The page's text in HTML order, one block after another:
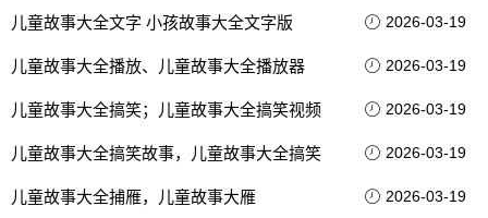
儿童故事大全文字 小孩故事大全文字版 2026-03-19
儿童故事大全播放、儿童故事大全播放器 2026-03-19
儿童故事大全搞笑；儿童故事大全搞笑视频 2026-03-19
儿童故事大全搞笑故事，儿童故事大全搞笑 2026-03-19
儿童故事大全捕雁，儿童故事大雁 2026-03-19